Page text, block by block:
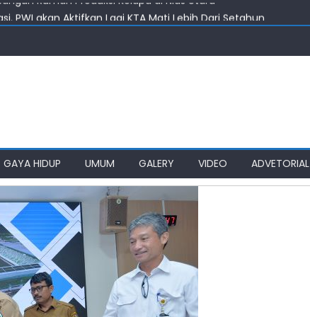
PWI akan Aktifkan Lagi KTA Mati Lebih Dari Setahun
Rumput Laut Nias Utara
GAYA HIDUP UMUM GALERY VIDEO ADVETORIAL